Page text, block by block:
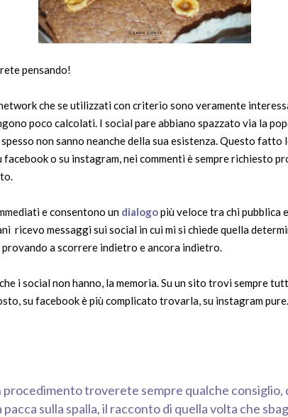
pensando!
che se utilizzati con criterio sono veramente
poco calcolati. I social pare abbiano spazzato via la
spesso non sanno neanche della sua esistenza. Questo
o su instagram, nei commenti è sempre richiesto
e consentono un dialogopiù veloce tra chi pubblica
ricevo messaggi sui social in cui mi si chiede quella
a scorrere indietro e ancora indietro.
i social non hanno, la memoria. Su un sito trovi sempre
su facebook è più complicato trovarla, su instagram pure.
troverete sempre qualche consiglio,
sulla spalla, il racconto di quella volta che